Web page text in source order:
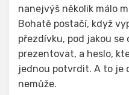
nanejvýš několik málo
Bohatě postačí, když
přezdívku, pod jakou
prezentovat, a heslo,
jednou potvrdit. A to je
nemůže.